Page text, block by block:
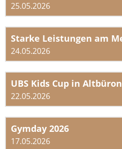
25.05.2026
24.05.2026
UBS Kids Cup in Altbüron
22.05.2026
Gymday 2026
17.05.2026